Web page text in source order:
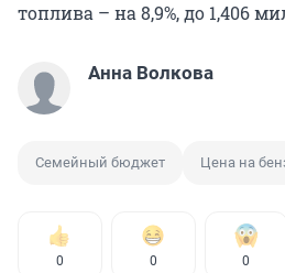
топлива – на 8,9%, до 1,406
Анна Волкова
Семейный бюджет Цена на
0 0 0